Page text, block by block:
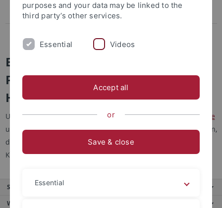
Behandlungsangebot für Erwachsene
Behandlungsangebot der
Psychotherapeutischen
Hochschulambulanz
Unser Behandlungsangebot richtet sich anKinder, Jugendliche
und
Erwachsene, die unter psychischen Schwierigkeiten leiden,
die so stark ausgeprägt sind, dass eine Störung mit
Krankheitswert vorliegt.
Service
Weitere Angebote
purposes and your data may be linked to the
third party’s other services.
Essential Videos
Accept all
or
Save & close
Essential